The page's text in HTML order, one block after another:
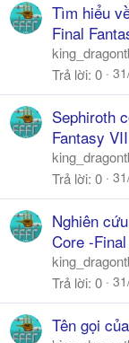
Tìm hiểu
Final
Trả lời 0
Sephiroth
Fantasy
Trả lời 0
Nghiên
Core -
Trả lời 0
Tên gọi